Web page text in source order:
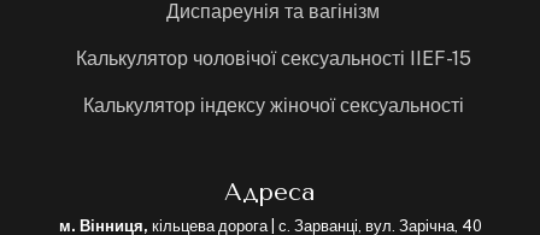
Диспареунія та вагінізм
Калькулятор чоловічої сексуальності IIEF-15
Калькулятор індексу жіночої сексуальності
Адреса
м. Вінниця, кільцева дорога | с. Зарванці, вул. Зарічна, 40